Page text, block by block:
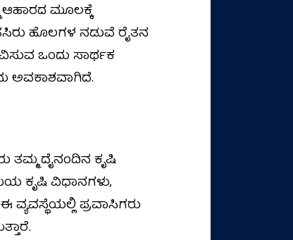
ಆಹಾರದ ಮೂಲಕ್ಕೆ
ಹೊಲಗಳ ನಡುವೆ ರೈತನ
ಒಂದು ಸಾರ್ಥಕ
ಅವಕಾಶವಾಗಿದೆ.
ತಮ್ಮ ದೈನಂದಿನ ಕೃಷಿ
ಕೃಷಿ ವಿಧಾನಗಳು,
ವ್ಯವಸ್ಥೆಯಲ್ಲಿ ಪ್ರವಾಸಿಗರು